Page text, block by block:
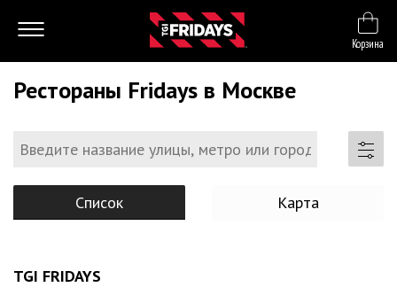
Корзина
Рестораны Fridays в Москве
Список Карта
TGI FRIDAYS